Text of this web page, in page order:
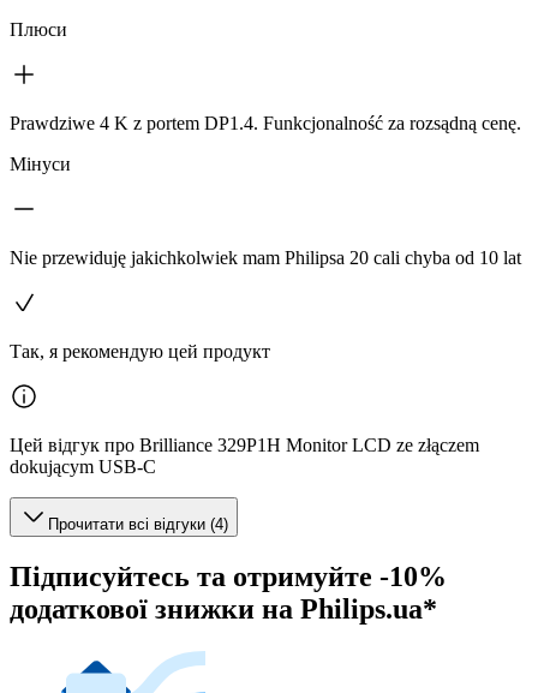
Плюси
Prawdziwe 4 K z portem DP1.4. Funkcjonalność za rozsądną cenę.
Мінуси
Nie przewiduję jakichkolwiek mam Philipsa 20 cali chyba od 10 lat
Так, я рекомендую цей продукт
Цей відгук про Brilliance 329P1H Monitor LCD ze złączem
dokującym USB-C
Прочитати всі відгуки (4)
Підписуйтесь та отримуйте -10%
додаткової знижки на Philips.ua*